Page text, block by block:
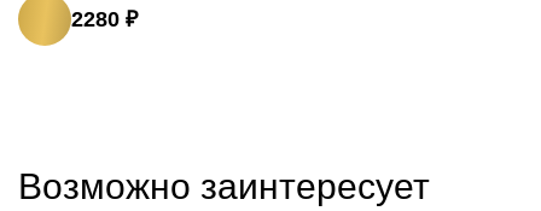
2280 ₽
Возможно заинтересует